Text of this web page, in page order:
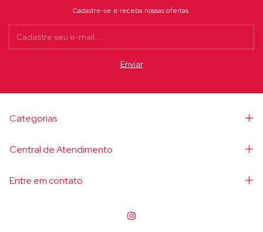
Cadastre-se e receba nossas ofertas.
Categorias
Central de Atendimento
Entre em contato